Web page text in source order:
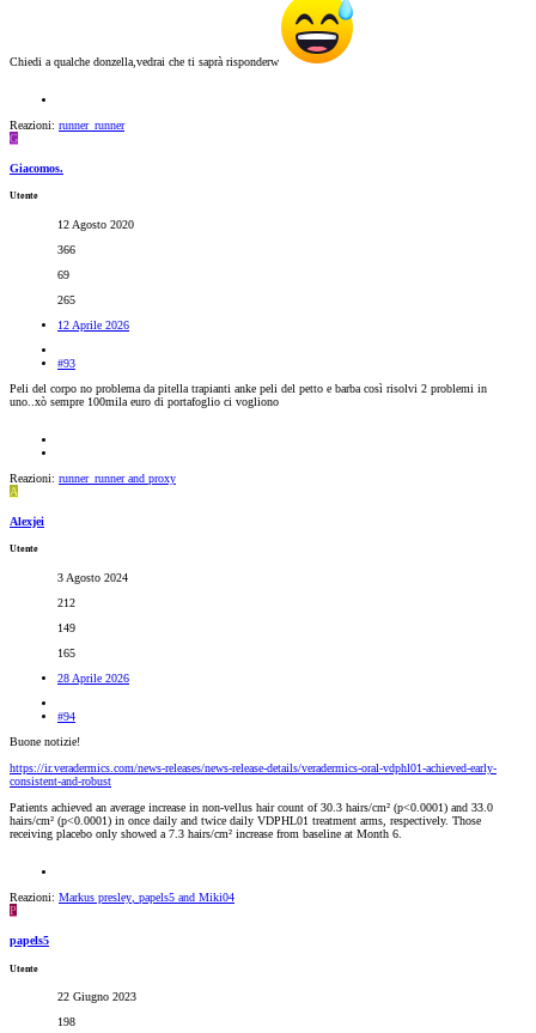
Chiedi a qualche donzella,vedrai che ti saprà risponderw
Reazioni: runner_runner
G
Giacomos.
Utente
12 Agosto 2020
366
69
265
12 Aprile 2026
#93
Peli del corpo no problema da pitella trapianti anke peli del petto e barba così risolvi 2 problemi in
uno..xò sempre 100mila euro di portafoglio ci vogliono
Reazioni: runner_runnerand proxy
A
Alexjei
Utente
3 Agosto 2024
212
149
165
28 Aprile 2026
#94
Buone notizie!
https://ir.veradermics.com/news-releases/news-release-details/veradermics-oral-vdphl01-achieved-early-
consistent-and-robust
Patients achieved an average increase in non-vellus hair count of 30.3 hairs/cm² (p<0.0001) and 33.0
hairs/cm² (p<0.0001) in once daily and twice daily VDPHL01 treatment arms, respectively. Those
receiving placebo only showed a 7.3 hairs/cm² increase from baseline at Month 6.
Reazioni: Markus presley, papels5 and Miki04
P
papels5
Utente
22 Giugno 2023
198